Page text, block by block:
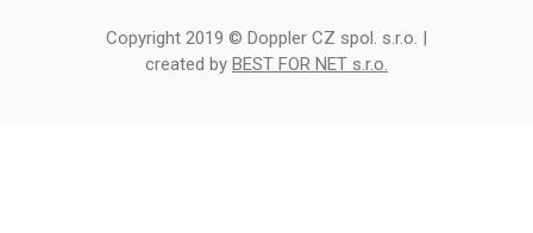
Copyright 2019 © Doppler CZ spol. s.r.o. |
created by BEST FOR NET s.r.o.